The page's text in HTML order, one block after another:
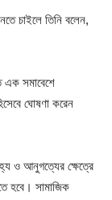
চাইলে তিনি বলেন,
এক সমাবেশে
ঘোষণা করেন
ও আনুগত্যের ক্ষেত্রে
হবে। সামাজিক